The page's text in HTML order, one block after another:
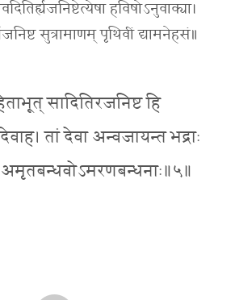
हविषोऽनुवाक्या।
सुत्रामाणम् पृथिवीं द्यामनेहसं॥
सादितिरजनिष्ट हि
तां देवा अन्वजायन्त भद्राः